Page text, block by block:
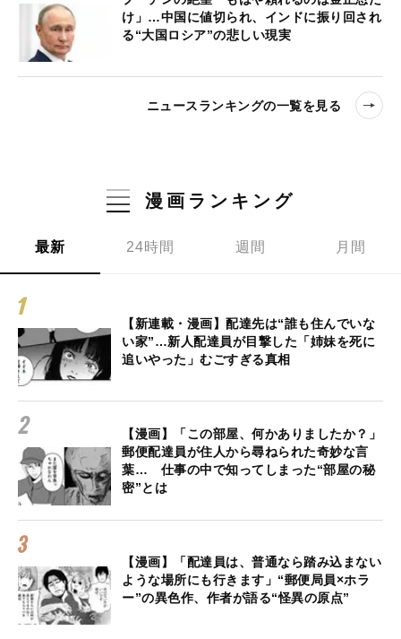
け」…中国に値切られ、インドに振り回され
る“大国ロシア”の悲しい現実
ニュースランキングの一覧を見る
漫画ランキング
最新 24時間 週間 月間
【新連載・漫画】配達先は“誰も住んでいな
い家”…新人配達員が目撃した「姉妹を死に
追いやった」むごすぎる真相
【漫画】「この部屋、何かありましたか？」
郵便配達員が住人から尋ねられた奇妙な言
葉… 仕事の中で知ってしまった“部屋の秘
密”とは
【漫画】「配達員は、普通なら踏み込まない
ような場所にも行きます」“郵便局員×ホラ
ー”の異色作、作者が語る“怪異の原点”